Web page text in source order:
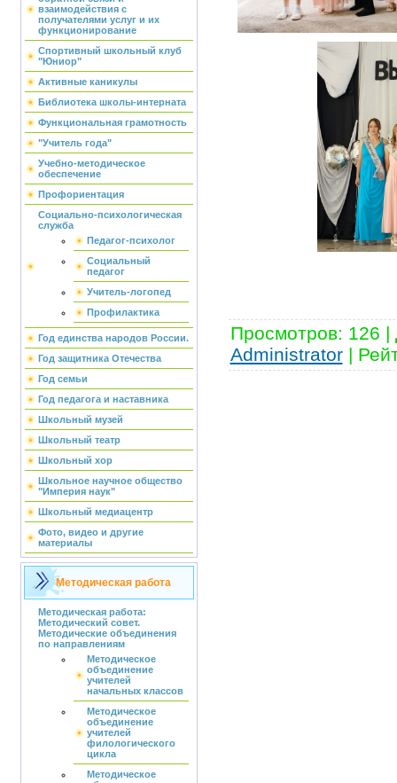
взаимодействия с
получателями услуг и их
функционирование
Спортивный школьный клуб
"Юниор"
Активные каникулы
Библиотека школы-интерната
Функциональная грамотность
"Учитель года"
Учебно-методическое
обеспечение
Профориентация
Социально-психологическая
служба
Педагог-психолог
Социальный
педагог
Учитель-логопед
Профилактика
Год единства народов России.
Год защитника Отечества
Год семьи
Год педагога и наставника
Школьный музей
Школьный театр
Школьный хор
Школьное научное общество
"Империя наук"
Школьный медиацентр
Фото, видео и другие
материалы
Методическая работа
Методическая работа:
Методический совет.
Методические объединения
по направлениям
Методическое
объединение
учителей
начальных классов
Методическое
объединение
учителей
филологического
цикла
Методическое
Просмотров: 126 |
Administrator |